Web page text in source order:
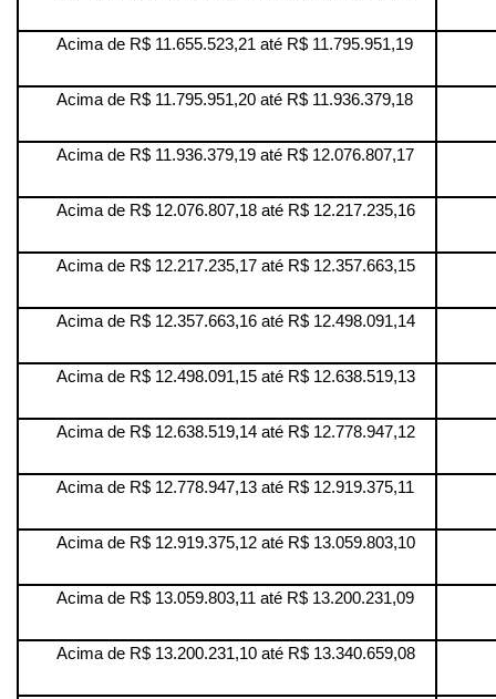
Acima de R$ 11.655.523,21 até R$ 11.795.951,19
Acima de R$ 11.795.951,20 até R$ 11.936.379,18
Acima de R$ 11.936.379,19 até R$ 12.076.807,17
Acima de R$ 12.076.807,18 até R$ 12.217.235,16
Acima de R$ 12.217.235,17 até R$ 12.357.663,15
Acima de R$ 12.357.663,16 até R$ 12.498.091,14
Acima de R$ 12.498.091,15 até R$ 12.638.519,13
Acima de R$ 12.638.519,14 até R$ 12.778.947,12
Acima de R$ 12.778.947,13 até R$ 12.919.375,11
Acima de R$ 12.919.375,12 até R$ 13.059.803,10
Acima de R$ 13.059.803,11 até R$ 13.200.231,09
Acima de R$ 13.200.231,10 até R$ 13.340.659,08